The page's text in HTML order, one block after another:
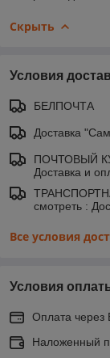
Скрыть
Условия
БЕЛПОЧТА
Доставка
ПОЧТОВЫЙ
Доставка и
смотреть :
Все условия
Условия
Оплата
Наложенный